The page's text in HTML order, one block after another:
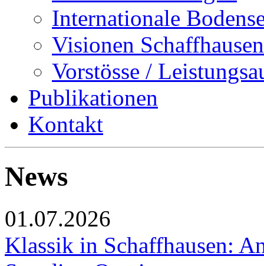
Internationale
Visionen Schaffhausen
Vorstösse /
Publikationen
Kontakt
News
01.07.2026
Klassik in Schaffhausen: